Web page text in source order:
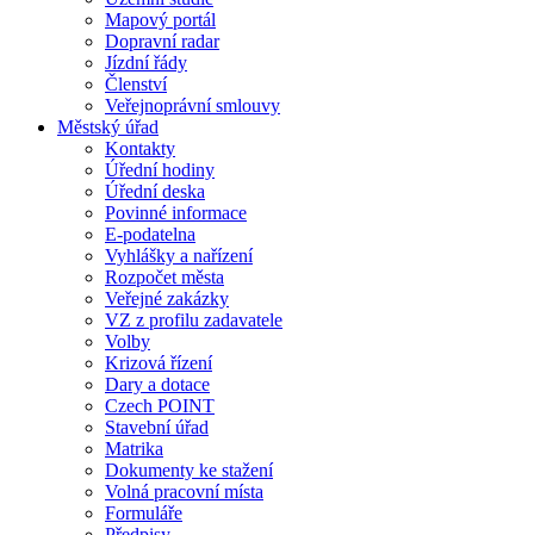
Mapový portál
Dopravní radar
Jízdní řády
Členství
Veřejnoprávní smlouvy
Městský úřad
Kontakty
Úřední hodiny
Úřední deska
Povinné informace
E-podatelna
Vyhlášky a nařízení
Rozpočet města
Veřejné zakázky
VZ z profilu zadavatele
Volby
Krizová řízení
Dary a dotace
Czech POINT
Stavební úřad
Matrika
Dokumenty ke stažení
Volná pracovní místa
Formuláře